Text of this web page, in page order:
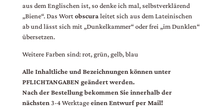
aus dem Englischen ist, so denke ich mal, selbstverklärend
„Biene“. Das Wortobscura leitet sich aus dem Lateinischen
ab und lässt sich mit „Dunkelkammer“ oder frei „im Dunklen“
übersetzen.
Weitere Farben sind: rot, grün, gelb, blau
Alle Inhaltliche und Bezeichnungen können unter
PFLICHTANGABEN geändert werden.
Nach der Bestellung bekommen Sie innerhalb der
nächsten 3-4 Werktageeinen Entwurf per Mail!